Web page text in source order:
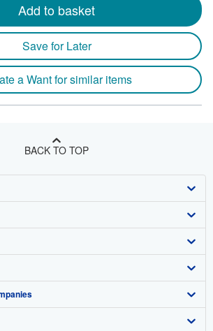
Add to basket
Save for Later
a Want for similar items
BACK TO TOP